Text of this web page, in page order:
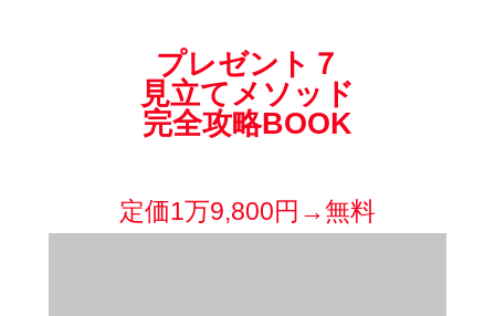
プレゼント７
見立てメソッド
完全攻略BOOK
定価1万9,800円→無料